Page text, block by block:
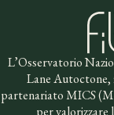
L’Osservatorio
Lane Autoctone,
partenariato MICS